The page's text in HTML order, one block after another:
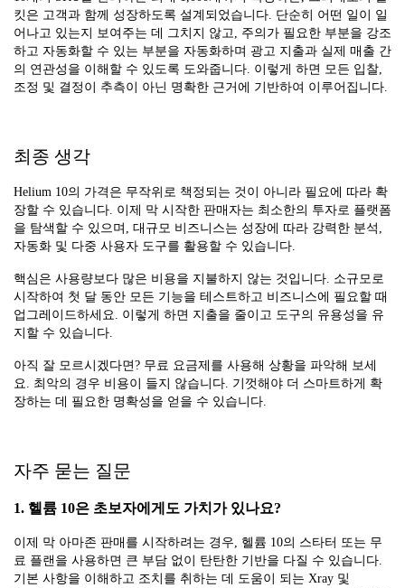
킷은 고객과 함께 성장하도록 설계되었습니다. 단순히 어떤 일이 일
어나고 있는지 보여주는 데 그치지 않고, 주의가 필요한 부분을 강조
하고 자동화할 수 있는 부분을 자동화하며 광고 지출과 실제 매출 간
의 연관성을 이해할 수 있도록 도와줍니다. 이렇게 하면 모든 입찰,
조정 및 결정이 추측이 아닌 명확한 근거에 기반하여 이루어집니다.
최종 생각
Helium 10의 가격은 무작위로 책정되는 것이 아니라 필요에 따라 확
장할 수 있습니다. 이제 막 시작한 판매자는 최소한의 투자로 플랫폼
을 탐색할 수 있으며, 대규모 비즈니스는 성장에 따라 강력한 분석,
자동화 및 다중 사용자 도구를 활용할 수 있습니다.
핵심은 사용량보다 많은 비용을 지불하지 않는 것입니다. 소규모로
시작하여 첫 달 동안 모든 기능을 테스트하고 비즈니스에 필요할 때
업그레이드하세요. 이렇게 하면 지출을 줄이고 도구의 유용성을 유
지할 수 있습니다.
아직 잘 모르시겠다면? 무료 요금제를 사용해 상황을 파악해 보세
요. 최악의 경우 비용이 들지 않습니다. 기껏해야 더 스마트하게 확
장하는 데 필요한 명확성을 얻을 수 있습니다.
자주 묻는 질문
1. 헬륨 10은 초보자에게도 가치가 있나요?
이제 막 아마존 판매를 시작하려는 경우, 헬륨 10의 스타터 또는 무
료 플랜을 사용하면 큰 부담 없이 탄탄한 기반을 다질 수 있습니다.
기본 사항을 이해하고 조치를 취하는 데 도움이 되는 Xray 및